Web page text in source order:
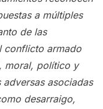
a múltiples
de las
conflicto armado
moral, político y
asociadas
desarraigo,